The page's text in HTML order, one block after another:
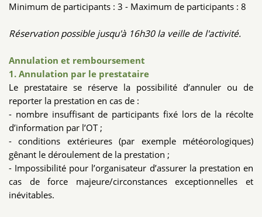
Minimum de participants : 3 - Maximum de participants : 8
Réservation possible jusqu'à 16h30 la veille de l'activité.
Annulation et remboursement
1. Annulation par le prestataire
Le prestataire se réserve la possibilité d’annuler ou de
reporter la prestation en cas de :
- nombre insuffisant de participants fixé lors de la récolte
d’information par l’OT ;
- conditions extérieures (par exemple météorologiques)
gênant le déroulement de la prestation ;
- Impossibilité pour l’organisateur d’assurer la prestation en
cas de force majeure/circonstances exceptionnelles et
inévitables.